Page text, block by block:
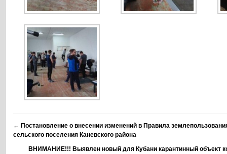
← Постановление о внесении изменений в Правила
сельского поселения Каневского района
ВНИМАНИЕ!!! Выявлен новый для Кубани карантинный объект